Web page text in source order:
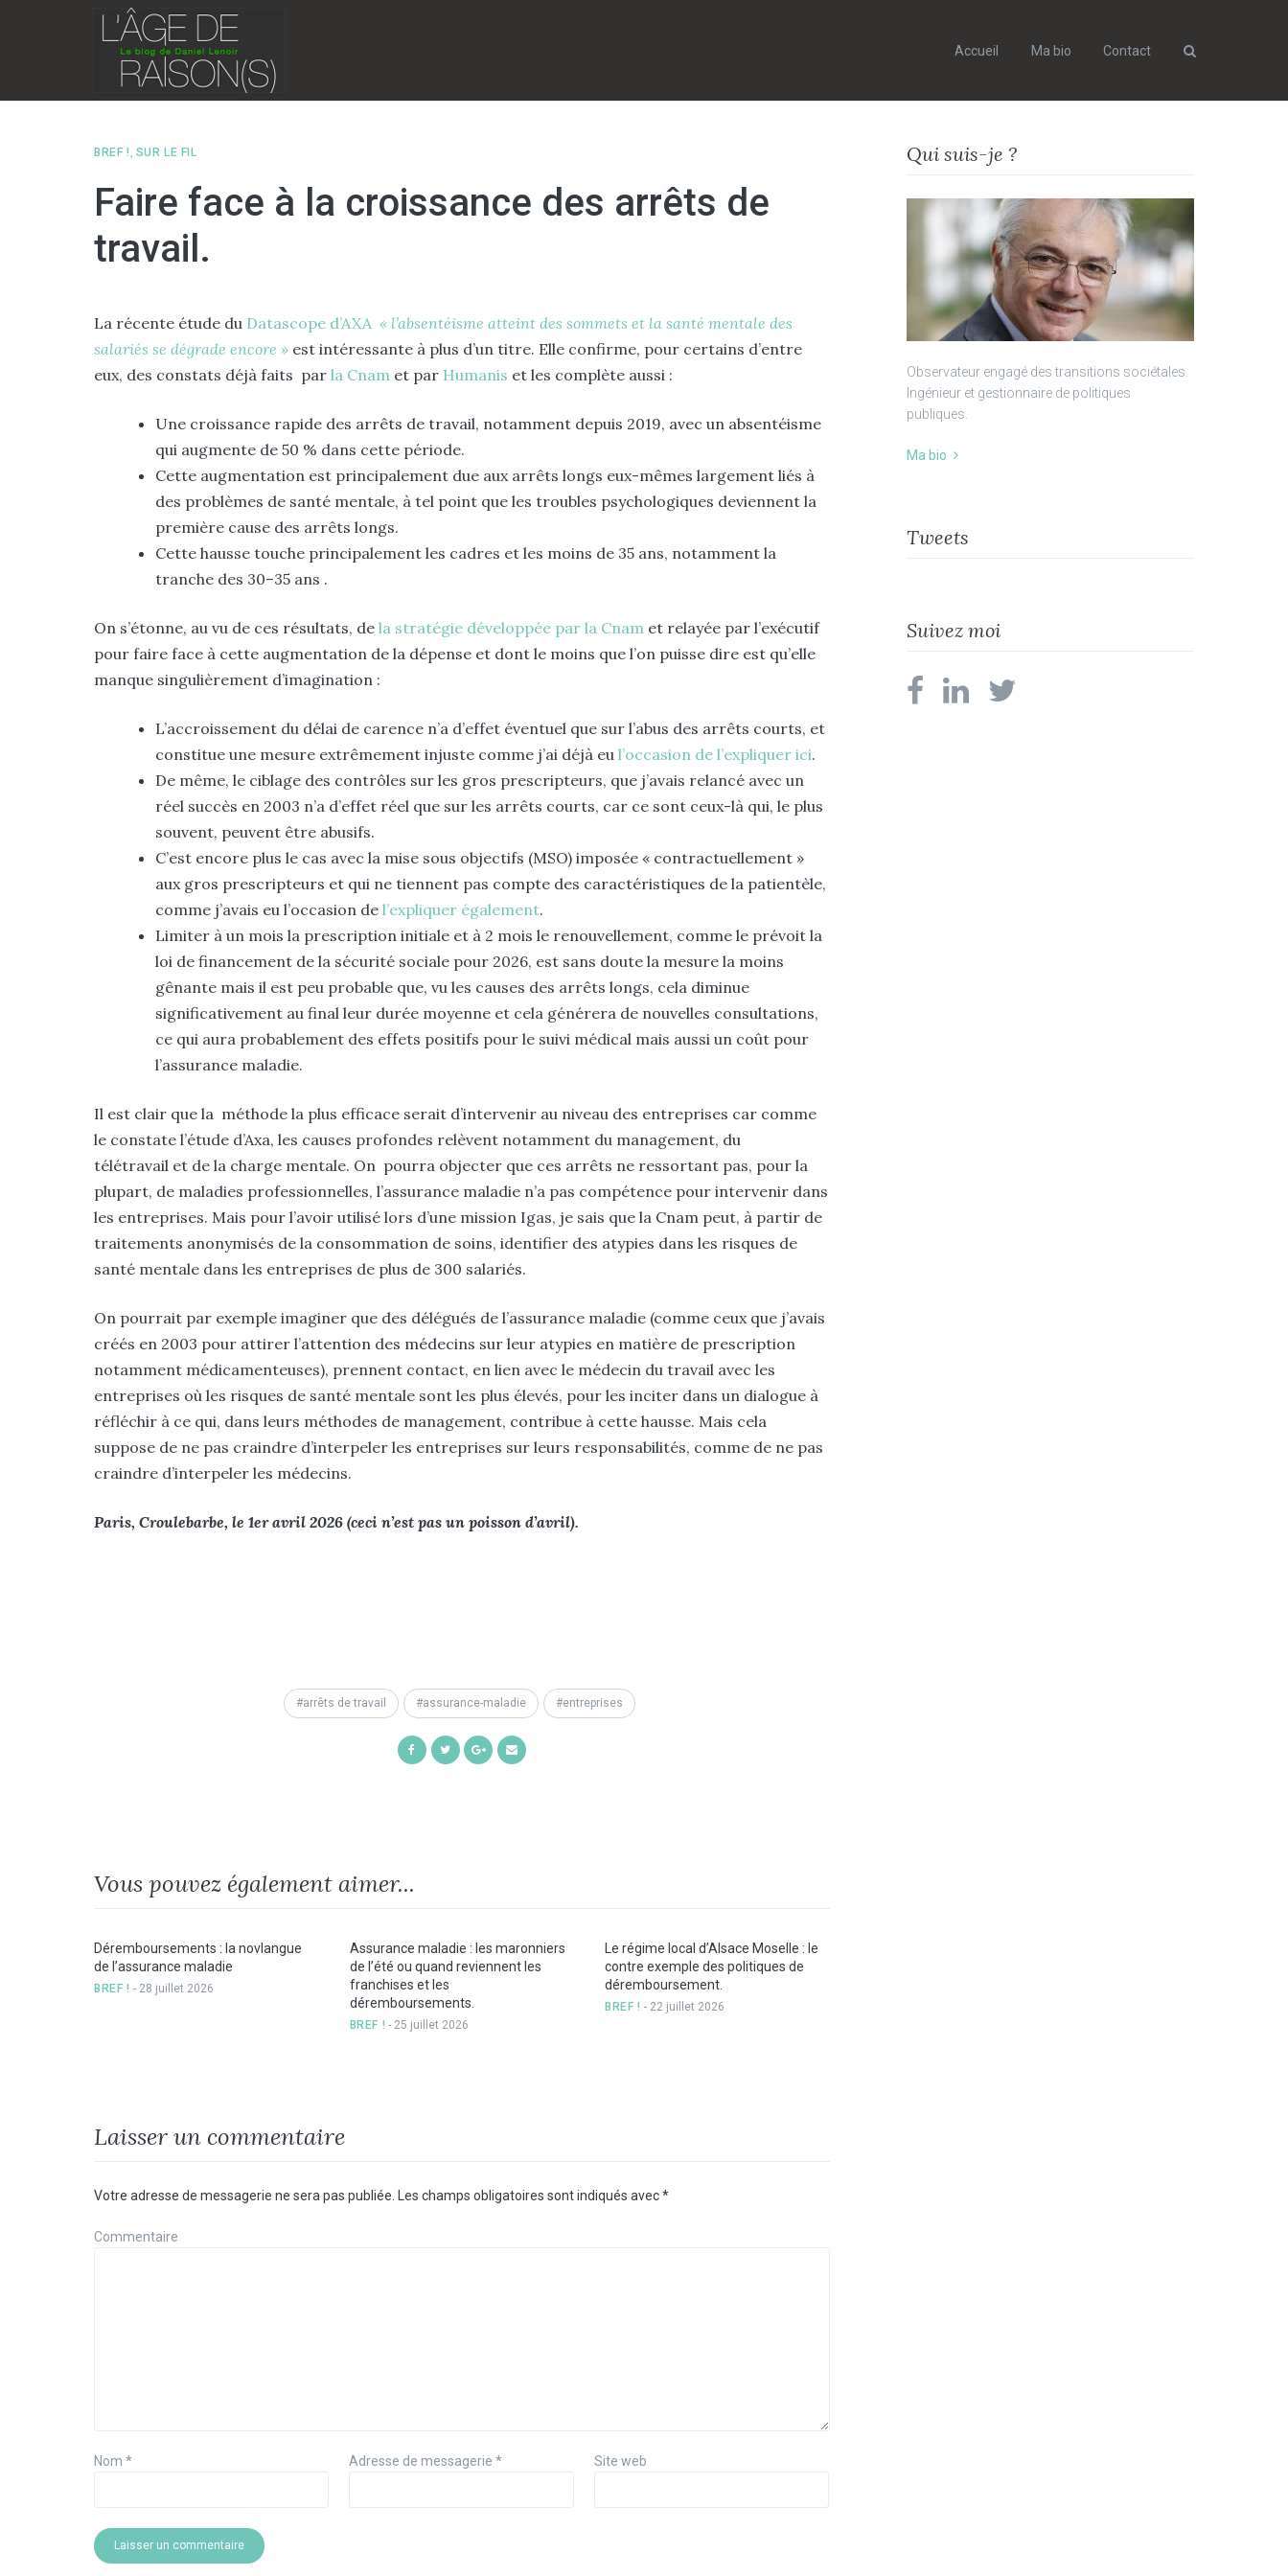
to
Accueil Ma bio Contact
BREF ! , SUR LE FIL
Faire face à la croissance des arrêts de
travail.
La récente étude du Datascope d’AXA « l’absentéisme atteint des sommets et la santé mentale des
salariés se dégrade encore » est intéressante à plus d’un titre. Elle confirme, pour certains d’entre
eux, des constats déjà faits par la Cnam et par Humanis et les complète aussi :
Une croissance rapide des arrêts de travail, notamment depuis 2019, avec un absentéisme
qui augmente de 50 % dans cette période.
Cette augmentation est principalement due aux arrêts longs eux-mêmes largement liés à
des problèmes de santé mentale, à tel point que les troubles psychologiques deviennent la
première cause des arrêts longs.
Cette hausse touche principalement les cadres et les moins de 35 ans, notamment la
tranche des 30–35 ans .
On s’étonne, au vu de ces résultats, de la stratégie développée par la Cnam et relayée par l’exécutif
pour faire face à cette augmentation de la dépense et dont le moins que l’on puisse dire est qu’elle
manque singulièrement d’imagination :
L’accroissement du délai de carence n’a d’effet éventuel que sur l’abus des arrêts courts, et
constitue une mesure extrêmement injuste comme j’ai déjà eu l’occasion de l’expliquer ici.
De même, le ciblage des contrôles sur les gros prescripteurs, que j’avais relancé avec un
réel succès en 2003 n’a d’effet réel que sur les arrêts courts, car ce sont ceux-là qui, le plus
souvent, peuvent être abusifs.
C’est encore plus le cas avec la mise sous objectifs (MSO) imposée « contractuellement »
aux gros prescripteurs et qui ne tiennent pas compte des caractéristiques de la patientèle,
comme j’avais eu l’occasion de l’expliquer également.
Limiter à un mois la prescription initiale et à 2 mois le renouvellement, comme le prévoit la
loi de financement de la sécurité sociale pour 2026, est sans doute la mesure la moins
gênante mais il est peu probable que, vu les causes des arrêts longs, cela diminue
significativement au final leur durée moyenne et cela générera de nouvelles consultations,
ce qui aura probablement des effets positifs pour le suivi médical mais aussi un coût pour
l’assurance maladie.
Il est clair que la méthode la plus efficace serait d’intervenir au niveau des entreprises car comme
le constate l’étude d’Axa, les causes profondes relèvent notamment du management, du
télétravail et de la charge mentale. On pourra objecter que ces arrêts ne ressortant pas, pour la
plupart, de maladies professionnelles, l’assurance maladie n’a pas compétence pour intervenir dans
les entreprises. Mais pour l’avoir utilisé lors d’une mission Igas, je sais que la Cnam peut, à partir de
traitements anonymisés de la consommation de soins, identifier des atypies dans les risques de
santé mentale dans les entreprises de plus de 300 salariés.
On pourrait par exemple imaginer que des délégués de l’assurance maladie (comme ceux que j’avais
créés en 2003 pour attirer l’attention des médecins sur leur atypies en matière de prescription
notamment médicamenteuses), prennent contact, en lien avec le médecin du travail avec les
entreprises où les risques de santé mentale sont les plus élevés, pour les inciter dans un dialogue à
réfléchir à ce qui, dans leurs méthodes de management, contribue à cette hausse. Mais cela
suppose de ne pas craindre d’interpeler les entreprises sur leurs responsabilités, comme de ne pas
craindre d’interpeler les médecins.
Paris, Croulebarbe, le 1er avril 2026 (ceci n’est pas un poisson d’avril).
arrêts de travail assurance-maladie entreprises
ShareShareShare
Vous pouvez également aimer...
Déremboursements : la novlangue
de l’assurance maladie
BREF ! - 28 juillet 2026
Assurance maladie : les maronniers
de l’été ou quand reviennent les
franchises et les
déremboursements.
BREF ! - 25 juillet 2026
Le régime local d’Alsace Moselle : le
contre exemple des politiques de
déremboursement.
BREF ! - 22 juillet 2026
Laisser un commentaire
Votre adresse de messagerie ne sera pas publiée. Les champs obligatoires sont indiqués avec*
Commentaire
Nom * Adresse de messagerie* Site web
Qui suis-je ?
Observateur engagé des transitions sociétales.
Ingénieur et gestionnaire de politiques
publiques.
Ma bio
Tweets
Suivez moi
facebooklinkedin